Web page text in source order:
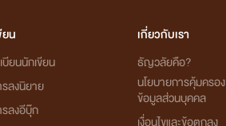
น
บียนนักเขียน
ลงนิยาย
ลงอีบุ๊ก
เกี่ยวกับเรา
ธัญวลัยคือ?
นโยบายการคุ้มครอง
ข้อมูลส่วนบุคคล